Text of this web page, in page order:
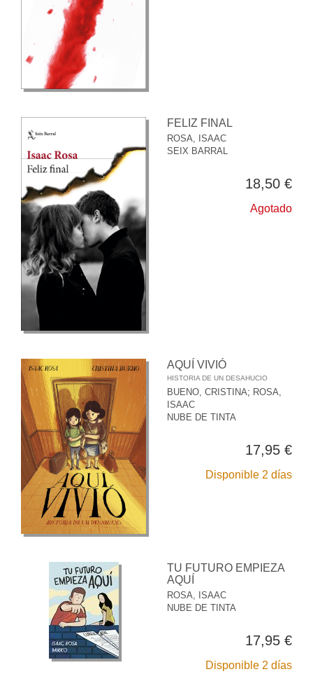
FELIZ FINAL
ROSA, ISAAC
SEIX BARRAL
18,50 €
Agotado
AQUÍ VIVIÓ
HISTORIA DE UN DESAHUCIO
BUENO, CRISTINA; ROSA,
ISAAC
NUBE DE TINTA
17,95 €
Disponible 2 días
TU FUTURO EMPIEZA
AQUÍ
ROSA, ISAAC
NUBE DE TINTA
17,95 €
Disponible 2 días